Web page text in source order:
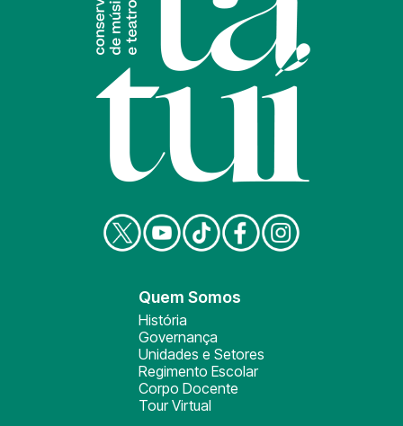
Quem Somos
História
Governança
Unidades e Setores
Regimento Escolar
Corpo Docente
Tour Virtual